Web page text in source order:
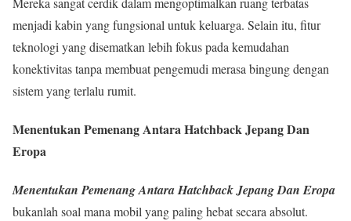
menjadi kabin yang fungsional untuk keluarga. Selain itu, fitur
teknologi yang disematkan lebih fokus pada kemudahan
konektivitas tanpa membuat pengemudi merasa bingung dengan
sistem yang terlalu rumit.
Menentukan Pemenang Antara Hatchback Jepang Dan
Eropa
Menentukan Pemenang Antara Hatchback Jepang Dan Eropa
bukanlah soal mana mobil yang paling hebat secara absolut.